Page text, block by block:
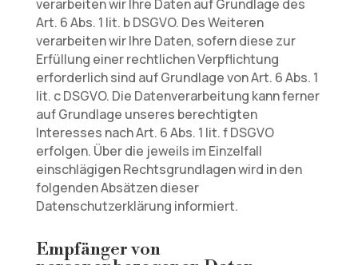
verarbeiten wir Ihre Daten auf Grundlage des
Art. 6 Abs. 1 lit. b DSGVO. Des Weiteren
verarbeiten wir Ihre Daten, sofern diese zur
Erfüllung einer rechtlichen Verpflichtung
erforderlich sind auf Grundlage von Art. 6 Abs. 1
lit. c DSGVO. Die Datenverarbeitung kann ferner
auf Grundlage unseres berechtigten
Interesses nach Art. 6 Abs. 1 lit. f DSGVO
erfolgen. Über die jeweils im Einzelfall
einschlägigen Rechtsgrundlagen wird in den
folgenden Absätzen dieser
Datenschutzerklärung informiert.
Empfänger von